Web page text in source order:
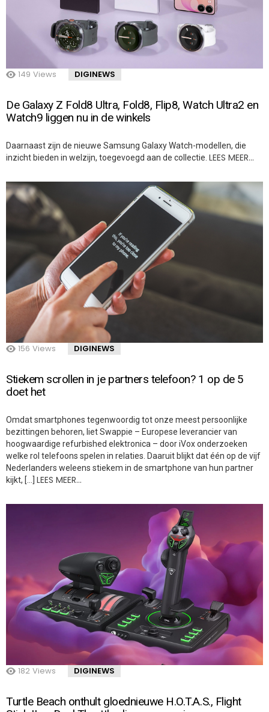
149 Views DIGINEWS
De Galaxy Z Fold8 Ultra, Fold8, Flip8, Watch Ultra2 en
Watch9 liggen nu in de winkels
Daarnaast zijn de nieuwe Samsung Galaxy Watch-modellen, die
inzicht bieden in welzijn, toegevoegd aan de collectie. LEES MEER…
156 Views DIGINEWS
Stiekem scrollen in je partners telefoon? 1 op de 5
doet het
Omdat smartphones tegenwoordig tot onze meest persoonlijke
bezittingen behoren, liet Swappie – Europese leverancier van
hoogwaardige refurbished elektronica – door iVox onderzoeken
welke rol telefoons spelen in relaties. Daaruit blijkt dat één op de vijf
Nederlanders weleens stiekem in de smartphone van hun partner
kijkt, […] LEES MEER…
182 Views DIGINEWS
Turtle Beach onthult gloednieuwe H.O.T.A.S., Flight